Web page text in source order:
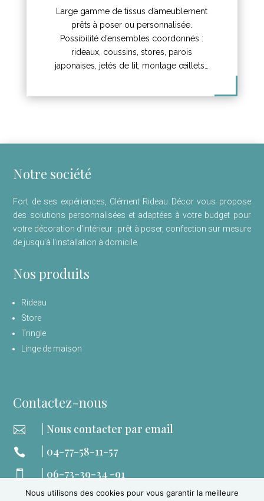
Large gamme de tissus d’ameublement
prêts à poser ou personnalisée.
Possibilité d’ensembles coordonnés :
rideaux, coussins, stores, parois
japonaises, jetés de lit, montage œillets…
Notre société
Fort de ses expériences, Clément Rideau Décor vous propose
des solutions personnalisées et adaptées à votre budget pour
votre décoration d'intérieur : prêt à poser, confection sur mesure
de jusqu'à l'installation à domicile.
Nos produits
Rideau
Store
Tringle
Linge de maison
Contactez-nous
 | Nous contacter par email
 | 04-77-58-11-57
 | 06-73-39-34 -91
Nous utilisons des cookies pour vous garantir la meilleure